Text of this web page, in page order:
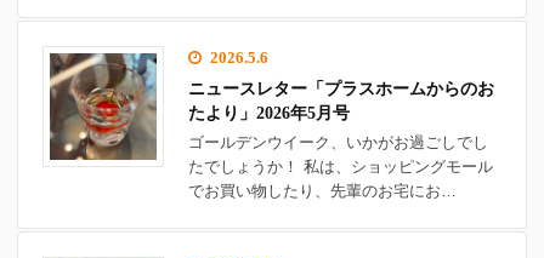
2026.5.6
ニュースレター「プラスホームからのお
たより」2026年5月号
ゴールデンウイーク、いかがお過ごしでし
たでしょうか！ 私は、ショッピングモール
でお買い物したり、先輩のお宅にお…